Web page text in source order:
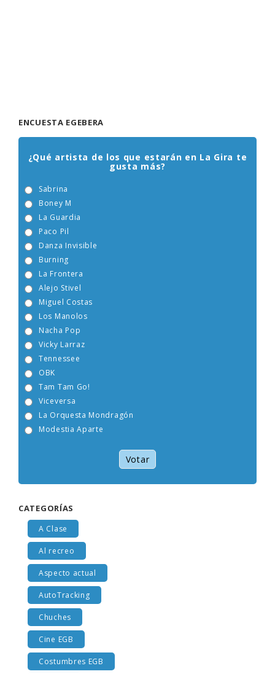
ENCUESTA EGEBERA
¿Qué artista de los que estarán en La Gira te
gusta más?
Sabrina
Boney M
La Guardia
Paco Pil
Danza Invisible
Burning
La Frontera
Alejo Stivel
Miguel Costas
Los Manolos
Nacha Pop
Vicky Larraz
Tennessee
OBK
Tam Tam Go!
Viceversa
La Orquesta Mondragón
Modestia Aparte
Votar
CATEGORÍAS
A Clase
Al recreo
Aspecto actual
AutoTracking
Chuches
Cine EGB
Costumbres EGB